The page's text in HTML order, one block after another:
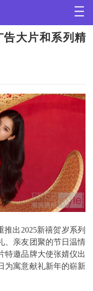
大片和系列精
出2025新禧贺岁系列
、亲友团聚的节日温情
特邀品牌大使张婧仪出
为寓意献礼新年的崭新